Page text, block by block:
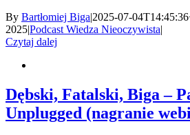
By Bartłomiej Biga|2025-07-
2025|Podcast Wiedza Nieoczywista|
Czytaj dalej
Dębski, Fatalski, Biga –
Unplugged (nagranie